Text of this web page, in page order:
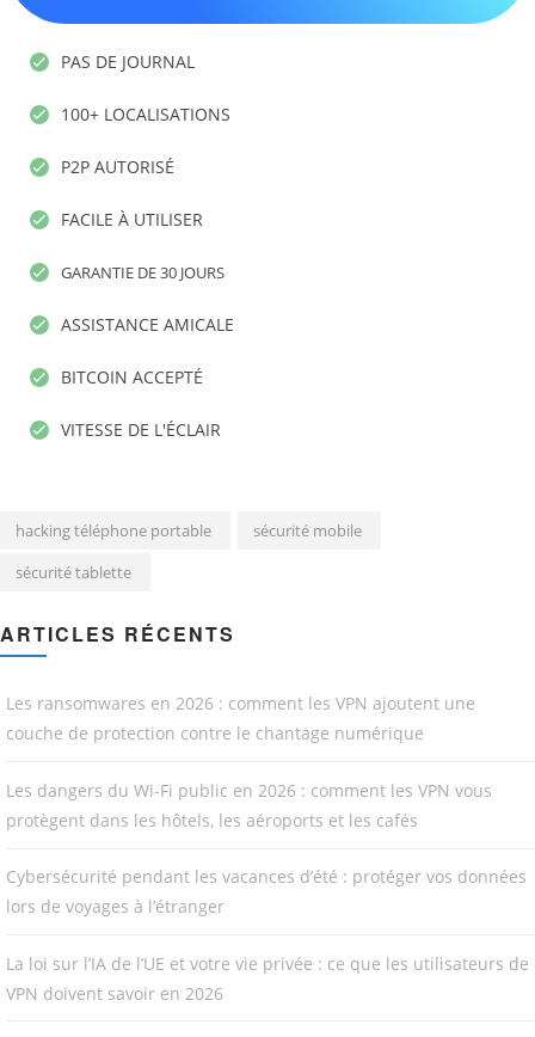
PAS DE JOURNAL
100+ LOCALISATIONS
P2P AUTORISÉ
FACILE À UTILISER
GARANTIE DE 30 JOURS
ASSISTANCE AMICALE
BITCOIN ACCEPTÉ
VITESSE DE L'ÉCLAIR
hacking téléphone portable
sécurité mobile
sécurité tablette
ARTICLES RÉCENTS
Les ransomwares en 2026 : comment les VPN ajoutent une
couche de protection contre le chantage numérique
Les dangers du Wi-Fi public en 2026 : comment les VPN vous
protègent dans les hôtels, les aéroports et les cafés
Cybersécurité pendant les vacances d’été : protéger vos données
lors de voyages à l’étranger
La loi sur l’IA de l’UE et votre vie privée : ce que les utilisateurs de
VPN doivent savoir en 2026